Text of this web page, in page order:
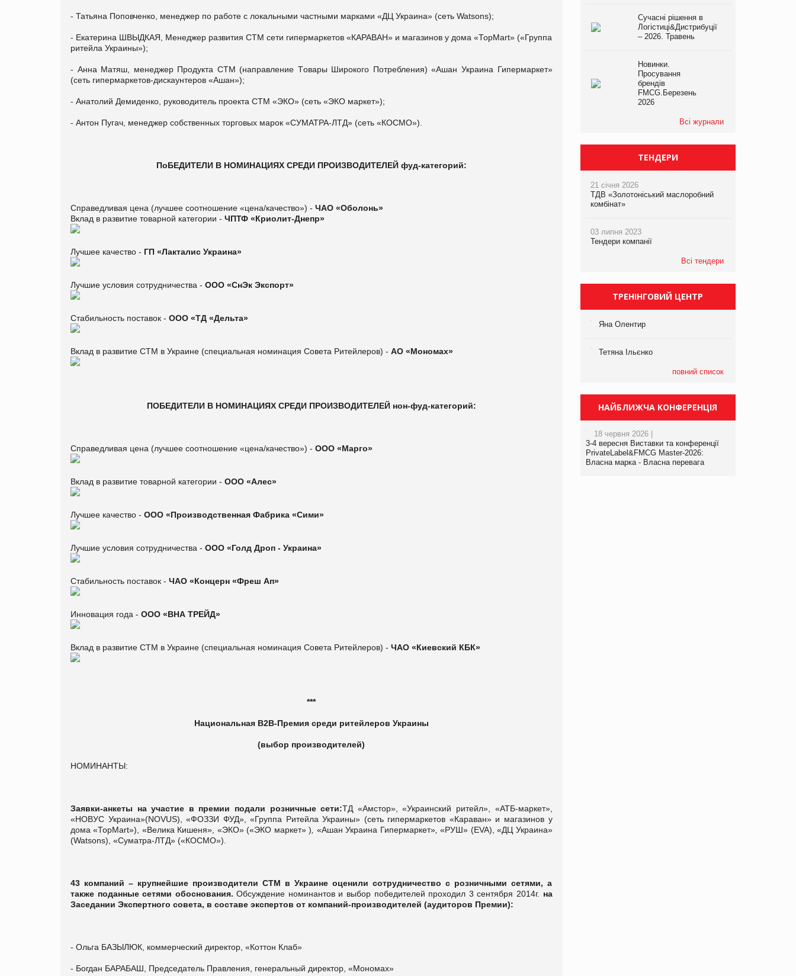
- Татьяна Поповченко, менеджер по работе с локальными частными марками «ДЦ Украина» (сеть Watsons);
- Екатерина ШВЫДКАЯ, Менеджер развития СТМ сети гипермаркетов «КАРАВАН» и магазинов у дома «ТорМаrt» («Группа
ритейла Украины»);
- Анна Матяш, менеджер Продукта СТМ (направление Tовары Широкого Потребления) «Ашан Украина Гипермаркет»
(сеть гипермаркетов-дискаунтеров «Ашан»);
- Анатолий Демиденко, руководитель проекта СТМ «ЭКО» (сеть «ЭКО маркет»);
- Антон Пугач, менеджер собственных торговых марок «СУМАТРА-ЛТД» (сеть «КОСМО»).
ПоБЕДИТЕЛИ В НОМИНАЦИЯХ СРЕДИ ПРОИЗВОДИТЕЛЕЙ фуд-категорий:
Справедливая цена (лучшее соотношение «цена/качество») - ЧАО «Оболонь»
Вклад в развитие товарной категории - ЧПТФ «Криолит-Днепр»
Лучшее качество - ГП «Лакталис Украина»
Лучшие условия сотрудничества - ООО «СнЭк Экспорт»
Стабильность поставок - ООО «ТД «Дельта»
Вклад в развитие СТМ в Украине (специальная номинация Совета Ритейлеров) - АО «Мономах»
ПОБЕДИТЕЛИ В НОМИНАЦИЯХ СРЕДИ ПРОИЗВОДИТЕЛЕЙ нон-фуд-категорий:
Справедливая цена (лучшее соотношение «цена/качество») - ООО «Марго»
Вклад в развитие товарной категории - ООО «Алес»
Лучшее качество - ООО «Производственная Фабрика «Сими»
Лучшие условия сотрудничества - ООО «Голд Дроп - Украина»
Стабильность поставок - ЧАО «Концерн «Фреш Ап»
Инновация года - ООО «ВНА ТРЕЙД»
Вклад в развитие СТМ в Украине (специальная номинация Совета Ритейлеров) - ЧАО «Киевский КБК»
***
Национальная В2В-Премия среди ритейлеров Украины
(выбор производителей)
НОМИНАНТЫ:
Заявки-анкеты на участие в премии подали розничные сети:ТД «Амстор», «Украинский ритейл», «АТБ-маркет»,
«НОВУС Украина»(NOVUS), «ФОЗЗИ ФУД», «Группа Ритейла Украины» (сеть гипермаркетов «Караван» и магазинов у
дома «ТорМаrt»), «Велика Кишеня», «ЭКО» («ЭКО маркет» )
«Ашан Украина Гипермаркет»,«РУШ» (EVA), «ДЦ Украина»
(Watsons), «Суматра-ЛТД» («КОСМО»).
43 компаний – крупнейшие производители СТМ в Украине оценили сотрудничество с розничными сетями, а
также поданные сетями обоснования.Обсуждение номинантов и выбор победителей проходил 3 сентября 2014г. на
Заседании Экспертного совета, в составе экспертов от компаний-производителей (аудиторов Премии):
- Ольга БАЗЫЛЮК, коммерческий директор, «Коттон Клаб»
- Богдан БАРАБАШ, Председатель Правления, генеральный директор, «Мономах»
Сучасні рішення в
Логістиці&Дистрибуції
– 2026. Травень
Новинки.
Просування
брендів
FMCG.Березень
2026
Всі журнали
ТЕНДЕРИ
21 січня 2026
ТДВ «Золотоніський маслоробний
комбінат»
03 липня 2023
Тендери компанії
Всі тендери
ТРЕНІНГОВИЙ ЦЕНТР
Яна Олентир
Тетяна Ільєнко
повний список
НАЙБЛИЖЧА КОНФЕРЕНЦІЯ
18 червня 2026 |
3-4 вересня Виставки та конференції
PrivateLabel&FMCG Master-2026:
Власна марка - Власна перевага